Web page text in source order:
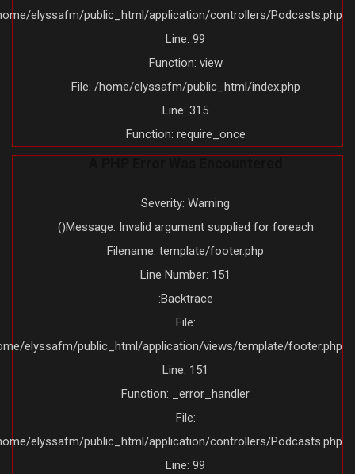
/home/elyssafm/public_html/application/controllers/
Line: 99
Function: view
File: /home/elyssafm/public_html/index.php
Line: 315
Function: require_once
Severity: Warning
Message: Invalid argument supplied for foreach()
Filename: template/footer.php
Line Number: 151
Backtrace:
File:
/home/elyssafm/public_html/application/views/template/
Line: 151
Function: _error_handler
File:
/home/elyssafm/public_html/application/controllers/
Line: 99